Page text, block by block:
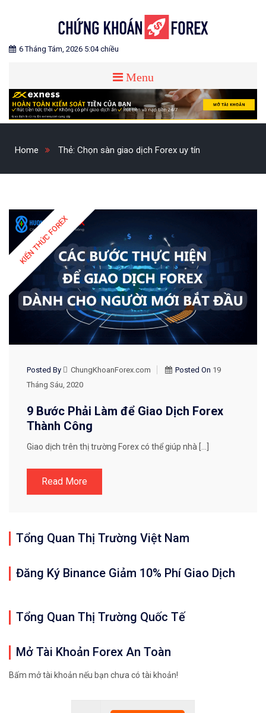
CHỨNG KHOÁN FOREX
Blog chia sẻ về Chứng Khoán và Forex
6 Tháng Tám, 2026 5:04 chiều
Menu
Home Thẻ: Chọn sàn giao dịch Forex uy tín
KIẾN THỨC FOREX
Posted By ChungKhoanForex.com Posted On 19
Tháng Sáu, 2020
9 Bước Phải Làm để Giao Dịch Forex
Thành Công
Giao dịch trên thị trường Forex có thể giúp nhà […]
Read More
Tổng Quan Thị Trường Việt Nam
Đăng Ký Binance Giảm 10% Phí Giao Dịch
Tổng Quan Thị Trường Quốc Tế
Mở Tài Khoản Forex An Toàn
Bấm mở tài khoản nếu bạn chưa có tài khoản!